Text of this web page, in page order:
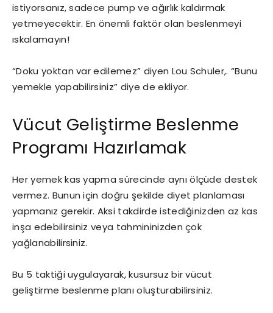
istiyorsanız, sadece pump ve ağırlık kaldırmak
yetmeyecektir. En önemli faktör olan beslenmeyi
ıskalamayın!
“Doku yoktan var edilemez” diyen Lou Schuler,. “Bunu
yemekle yapabilirsiniz” diye de ekliyor.
Vücut Geliştirme Beslenme
Programı Hazırlamak
Her yemek kas yapma sürecinde aynı ölçüde destek
vermez. Bunun için doğru şekilde diyet planlaması
yapmanız gerekir. Aksi takdirde istediğinizden az kas
inşa edebilirsiniz veya tahmininizden çok
yağlanabilirsiniz.
Bu 5 taktiği uygulayarak, kusursuz bir vücut
geliştirme beslenme planı oluşturabilirsiniz.